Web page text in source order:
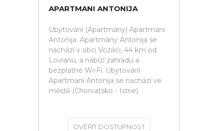
APARTMANI ANTONIJA
Ubytování (Apartmány) Apartmani
Antonija. Apartmány Antonija se
nachází v obci Vozilići, 44 km od
Lovranu, a nabízí zahradu a
bezplatné Wi-Fi. Ubytování
Apartmani Antonija se nachází ve
městě (Chorvatsko - Istrie).
OVĚŘIT DOSTUPNOST